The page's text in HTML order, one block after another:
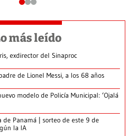
más leído
exdirector del Sinaproc
de Lionel Messi, a los 68 años
modelo de Policía Municipal: ‘Ojalá
de Panamá | sorteo de este 9 de
la IA